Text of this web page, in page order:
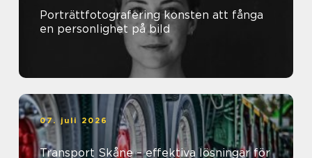
Porträttfotografering konsten att fånga
en personlighet på bild
07. juli 2026
Transport Skåne – effektiva lösningar för